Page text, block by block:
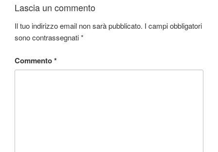
Lascia un commento
Il tuo indirizzo email non sarà pubblicato. I campi obbligatori
sono contrassegnati*
Commento*